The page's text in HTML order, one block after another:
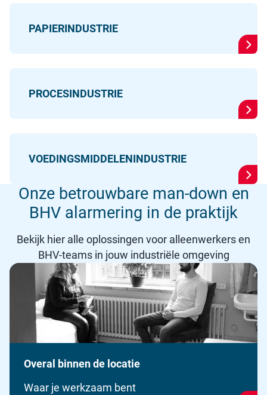
PAPIERINDUSTRIE
PROCESINDUSTRIE
VOEDINGSMIDDELENINDUSTRIE
Onze betrouwbare man-down en
BHV alarmering in de praktijk
Bekijk hier alle oplossingen voor alleenwerkers en
BHV-teams in jouw industriële omgeving
Overal binnen de locatie
Waar je werkzaam bent